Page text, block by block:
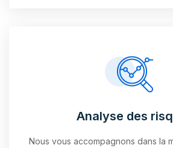
Analyse des
Nous vous accompagnons dans la